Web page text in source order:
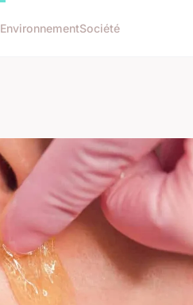
EnvironnementSociété